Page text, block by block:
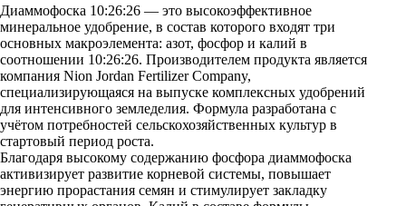
Диаммофоска 10:26:26 — это высокоэффективное
минеральное удобрение, в состав которого входят три
основных макроэлемента: азот, фосфор и калий в
соотношении 10:26:26. Производителем продукта является
компания Nion Jordan Fertilizer Company,
специализирующаяся на выпуске комплексных удобрений
для интенсивного земледелия. Формула разработана с
учётом потребностей сельскохозяйственных культур в
стартовый период роста.
Благодаря высокому содержанию фосфора диаммофоска
активизирует развитие корневой системы, повышает
энергию прорастания семян и стимулирует закладку